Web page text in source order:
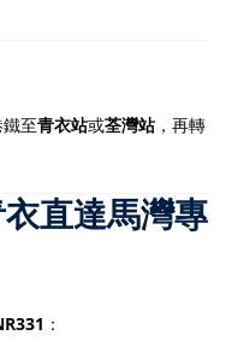
至青衣站或荃灣站，再轉
直達馬灣專
：